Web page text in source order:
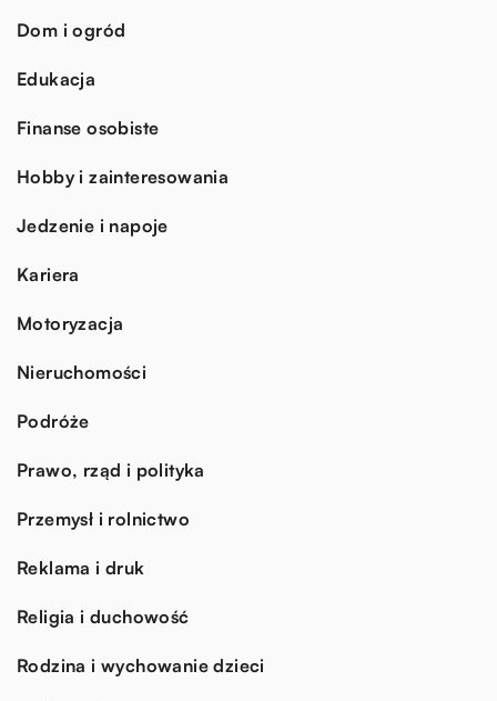
Dom i ogród
Edukacja
Finanse osobiste
Hobby i zainteresowania
Jedzenie i napoje
Kariera
Motoryzacja
Nieruchomości
Podróże
Prawo, rząd i polityka
Przemysł i rolnictwo
Reklama i druk
Religia i duchowość
Rodzina i wychowanie dzieci